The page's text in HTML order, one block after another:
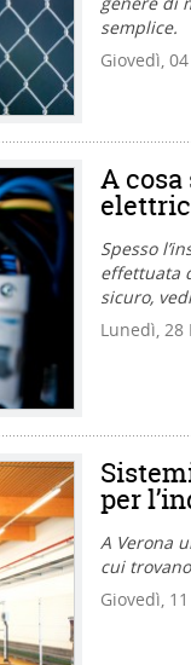
semplice.
Giovedì,
A
Spesso
effettuata
sicuro,
Lunedì, 28
per
A Verona
cui
Giovedì,